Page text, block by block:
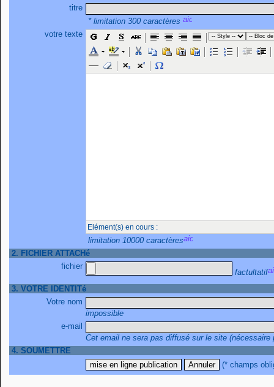
titre
* limitation 300 caractères
votre texte
Elément(s) en cours :
limitation 10000 caractères
2. FICHIER ATTACHé
fichier
factultatif
3. VOTRE IDENTITé
Votre nom
impossible
e-mail
Cet email ne sera pas diffusé sur le site
4. SOUMETTRE
(* champs